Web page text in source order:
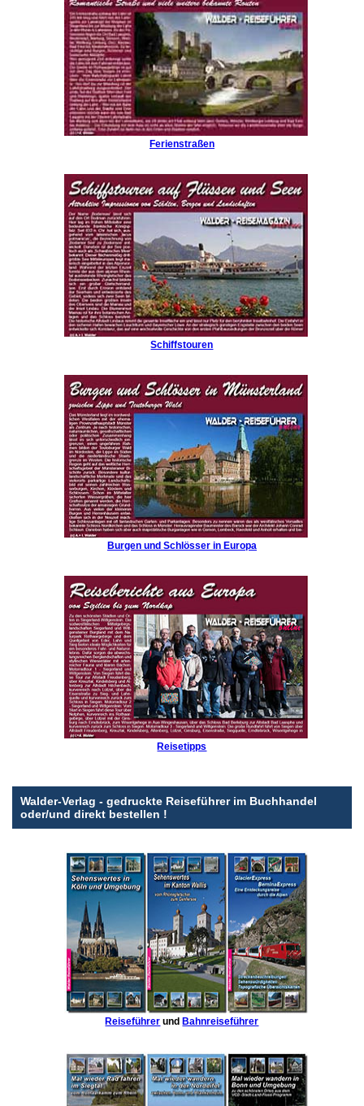
Ferienstraßen
Schiffstouren
Burgen und Schlösser in Europa
Reisetipps
Walder-Verlag - gedruckte Reiseführer im Buchhandel
oder/und direkt bestellen !
Reiseführer undBahnreiseführer